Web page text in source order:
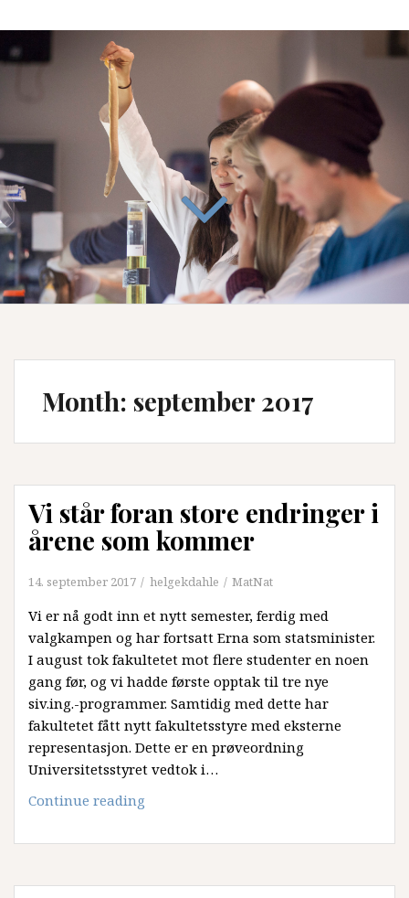
Month: september 2017
Vi står foran store endringer i
årene som kommer
14. september 2017 helgekdahle MatNat
Vi er nå godt inn et nytt semester, ferdig med
valgkampen og har fortsatt Erna som statsminister.
I august tok fakultetet mot flere studenter en noen
gang før, og vi hadde første opptak til tre nye
siv.ing.-programmer. Samtidig med dette har
fakultetet fått nytt fakultetsstyre med eksterne
representasjon. Dette er en prøveordning
Universitetsstyret vedtok i…
Continue reading
foran
endringer